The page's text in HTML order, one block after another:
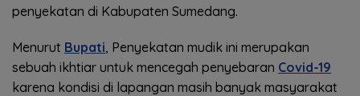
penyekatan di Kabupaten Sumedang.
Menurut Bupati , Penyekatan mudik ini merupakan
sebuah ikhtiar untuk mencegah penyebaran Covid-19
karena kondisi di lapangan masih banyak masyarakat